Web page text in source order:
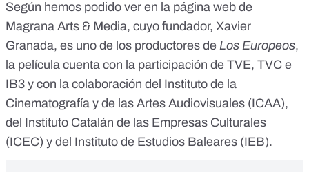
Según hemos podido ver en la página web de
Magrana Arts & Media, cuyo fundador, Xavier
Granada, es uno de los productores de Los Europeos,
la película cuenta con la participación de TVE, TVC e
IB3 y con la colaboración del Instituto de la
Cinematografía y de las Artes Audiovisuales (ICAA),
del Instituto Catalán de las Empresas Culturales
(ICEC) y del Instituto de Estudios Baleares (IEB).